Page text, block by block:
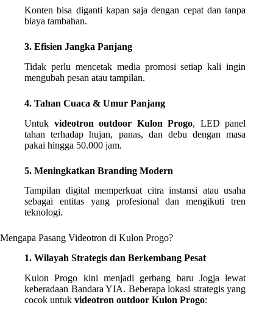
Konten bisa diganti kapan saja dengan cepat dan tanpa
biaya tambahan.
3. Efisien Jangka Panjang
Tidak perlu mencetak media promosi setiap kali ingin
mengubah pesan atau tampilan.
4. Tahan Cuaca & Umur Panjang
Untuk videotron outdoor Kulon Progo, LED panel
tahan terhadap hujan, panas, dan debu dengan masa
pakai hingga 50.000 jam.
5. Meningkatkan Branding Modern
Tampilan digital memperkuat citra instansi atau usaha
sebagai entitas yang profesional dan mengikuti tren
teknologi.
Mengapa Pasang Videotron di Kulon Progo?
1. Wilayah Strategis dan Berkembang Pesat
Kulon Progo kini menjadi gerbang baru Jogja lewat
keberadaan Bandara YIA. Beberapa lokasi strategis yang
cocok untuk videotron outdoor Kulon Progo: